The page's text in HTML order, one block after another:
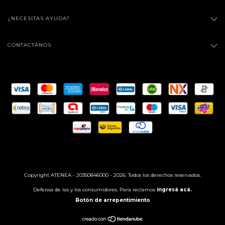
¿NECESITAS AYUDA?
CONTACTÁNOS
Copyright ATENEA - 20350846000 - 2026. Todos los derechos reservados.
Defensa de las y los consumidores. Para reclamos ingresá acá.
Botón de arrepentimiento